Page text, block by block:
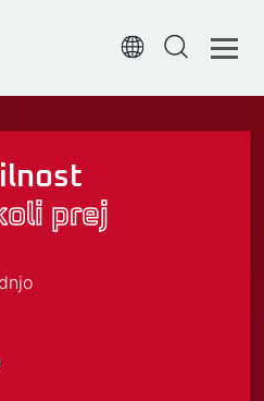
prej
modularni kompresorski
za komprimiranje vodika
z merljivim